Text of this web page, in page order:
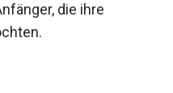
die ihre